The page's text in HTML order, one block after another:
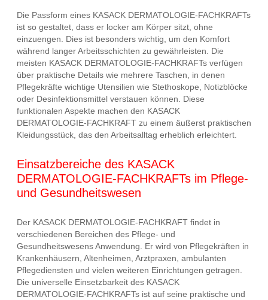
Die Passform eines KASACK DERMATOLOGIE-FACHKRAFTs
ist so gestaltet, dass er locker am Körper sitzt, ohne
einzuengen. Dies ist besonders wichtig, um den Komfort
während langer Arbeitsschichten zu gewährleisten. Die
meisten KASACK DERMATOLOGIE-FACHKRAFTs verfügen
über praktische Details wie mehrere Taschen, in denen
Pflegekräfte wichtige Utensilien wie Stethoskope, Notizblöcke
oder Desinfektionsmittel verstauen können. Diese
funktionalen Aspekte machen den KASACK
DERMATOLOGIE-FACHKRAFT zu einem äußerst praktischen
Kleidungsstück, das den Arbeitsalltag erheblich erleichtert.
Einsatzbereiche des KASACK
DERMATOLOGIE-FACHKRAFTs im Pflege-
und Gesundheitswesen
Der KASACK DERMATOLOGIE-FACHKRAFT findet in
verschiedenen Bereichen des Pflege- und
Gesundheitswesens Anwendung. Er wird von Pflegekräften in
Krankenhäusern, Altenheimen, Arztpraxen, ambulanten
Pflegediensten und vielen weiteren Einrichtungen getragen.
Die universelle Einsetzbarkeit des KASACK
DERMATOLOGIE-FACHKRAFTs ist auf seine praktische und